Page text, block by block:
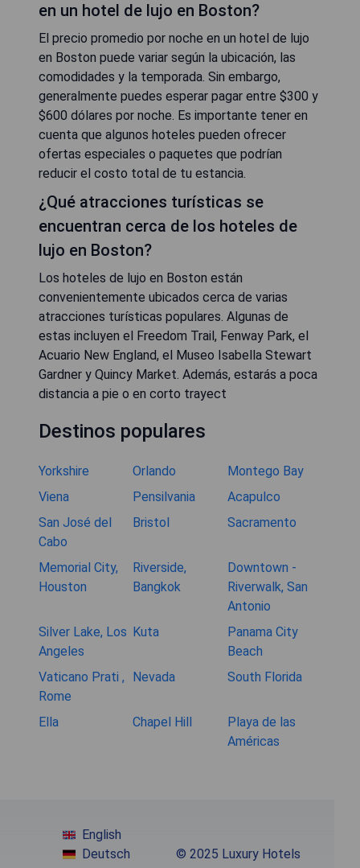
en un hotel de lujo en Boston?
El precio promedio por noche en un hotel de lujo
en Boston puede variar según la ubicación, las
comodidades y la temporada. Sin embargo,
generalmente puedes esperar pagar entre $300 y
$600 dólares por noche. Es importante tener en
cuenta que algunos hoteles pueden ofrecer
ofertas especiales o paquetes que podrían
reducir el costo total de tu estancia.
¿Qué atracciones turísticas se
encuentran cerca de los hoteles de
lujo en Boston?
Los hoteles de lujo en Boston están
convenientemente ubicados cerca de varias
atracciones turísticas populares. Algunas de
estas incluyen el Freedom Trail, Fenway Park, el
Acuario New England, el Museo Isabella Stewart
Gardner y Quincy Market. Además, estarás a poca
distancia a pie o en corto trayect
Destinos populares
Yorkshire Orlando
Montego Bay
Viena
Pensilvania
Acapulco
San José del
Cabo
Bristol Sacramento
Memorial City,
Houston
Riverside,
Bangkok
Downtown -
Riverwalk, San
Antonio
Silver Lake, Los
Angeles
Kuta
Panama City
Beach
Vaticano Prati ,
Rome
Nevada South Florida
Ella Chapel Hill
Playa de las
Américas
English
Deutsch
© 2025 Luxury Hotels